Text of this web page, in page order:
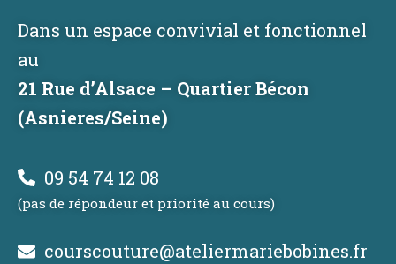
Dans un espace convivial et fonctionnel
au
21 Rue d’Alsace – Quartier Bécon
(Asnieres/Seine)
09 54 74 12 08
(pas de répondeur et priorité au cours)
courscouture@ateliermariebobines.fr